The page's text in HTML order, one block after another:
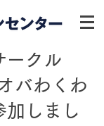
ークル
バわくわ
加しまし